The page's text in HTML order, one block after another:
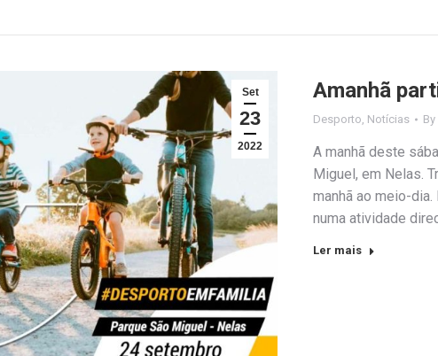
Set
23
2022
Amanhã
Desporto Notícias By
A manhã deste
Miguel, em Nelas.
manhã ao meio-
numa atividade
Ler mais